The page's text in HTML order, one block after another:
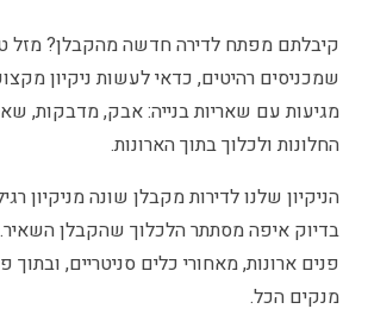
קיבלתם מפתח לדירה חדשה מהקבלן? מזל
שמכניסים רהיטים, כדאי לעשות ניקיון
מגיעות עם שאריות בנייה: אבק, מדבקות,
החלונות ולכלוך בתוך הארונות.
הניקיון שלנו לדירות מקבלן שונה מניקיון
בדיוק איפה מסתתר הלכלוך שהקבלן השאיר.
פנים ארונות, מאחורי כלים סניטריים,
מנקים הכל.